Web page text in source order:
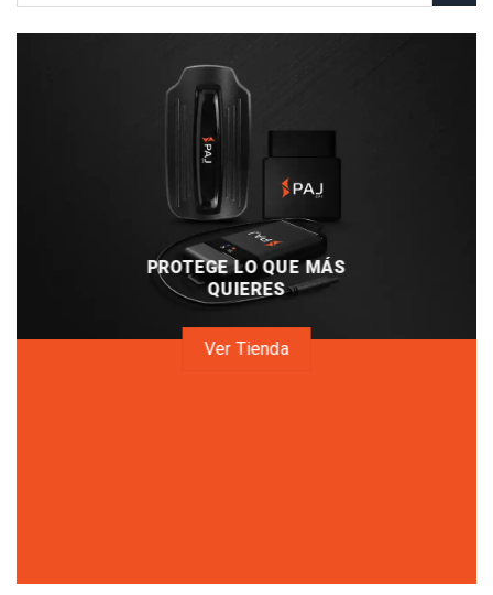
PROTEGE LO QUE MÁS
QUIERES
Ver Tienda